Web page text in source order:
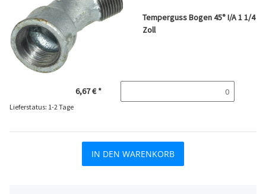
Temperguss Bogen 45° I/A 1 1/4
Zoll
6,67 €*
Lieferstatus: 1-2 Tage
IN DEN WARENKORB